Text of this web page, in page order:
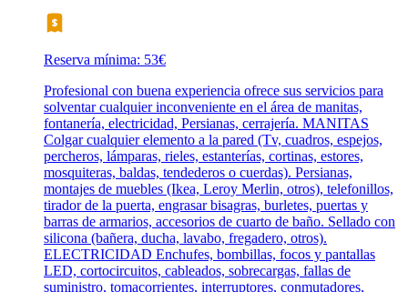
Reserva mínima: 53€
Profesional con buena experiencia ofrece sus servicios para
solventar cualquier inconveniente en el área de manitas,
fontanería, electricidad, Persianas, cerrajería. MANITAS
Colgar cualquier elemento a la pared (Tv, cuadros, espejos,
percheros, lámparas, rieles, estanterías, cortinas, estores,
mosquiteras, baldas, tendederos o cuerdas). Persianas,
montajes de muebles (Ikea, Leroy Merlin, otros), telefonillos,
tirador de la puerta, engrasar bisagras, burletes, puertas y
barras de armarios, accesorios de cuarto de baño. Sellado con
silicona (bañera, ducha, lavabo, fregadero, otros).
ELECTRICIDAD Enchufes, bombillas, focos y pantallas
LED, cortocircuitos, cableados, sobrecargas, fallas de
suministro, tomacorrientes, interruptores, conmutadores,